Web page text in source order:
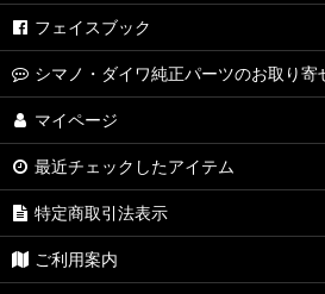
【シマノ】04ステラ［STELLA］対応 カ
【シマノ】19-22ステラSW［STELLA
ツ
【シマノ】13ステラSW［STELLA SW
【シマノ】08ステラSW［STELLA SW
【シマノ】01ステラSW［STELLA SW
フェイスブック
シマノ・ダイワ純正パーツのお取り寄
マイページ
最近チェックしたアイテム
特定商取引法表示
ご利用案内